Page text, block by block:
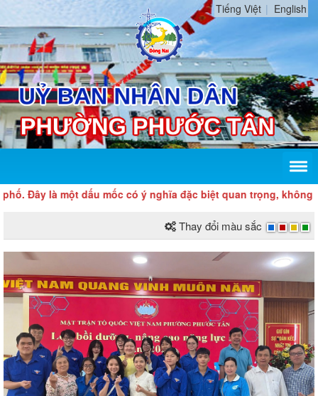
Tiếng Việt English
một dấu mốc có ý nghĩa đặc biệt quan trọng, không chỉ
Thay đổi màu sắc